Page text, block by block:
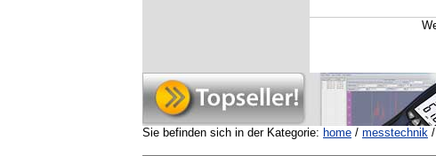
Sie befinden sich in der Kategorie: home / messtechnik /